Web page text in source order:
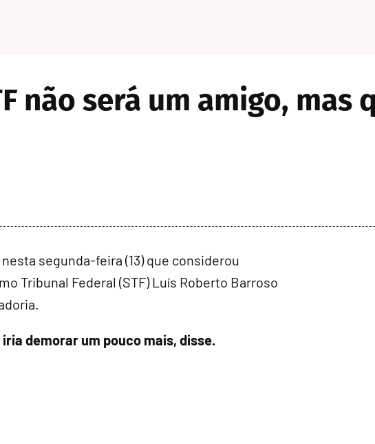
não será um amigo, mas
segunda-feira (13) que considerou
Tribunal Federal (STF) Luís Roberto Barroso
demorar um pouco mais, disse.